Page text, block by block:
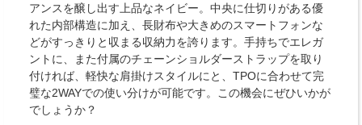
アンスを醸し出す上品なネイビー。中央に仕切りがある優
れた内部構造に加え、長財布や大きめのスマートフォンな
どがすっきりと収まる収納力を誇ります。手持ちでエレガ
ントに、また付属のチェーンショルダーストラップを取り
付ければ、軽快な肩掛けスタイルにと、TPOに合わせて完
璧な2WAYでの使い分けが可能です。この機会にぜひいかが
でしょうか？